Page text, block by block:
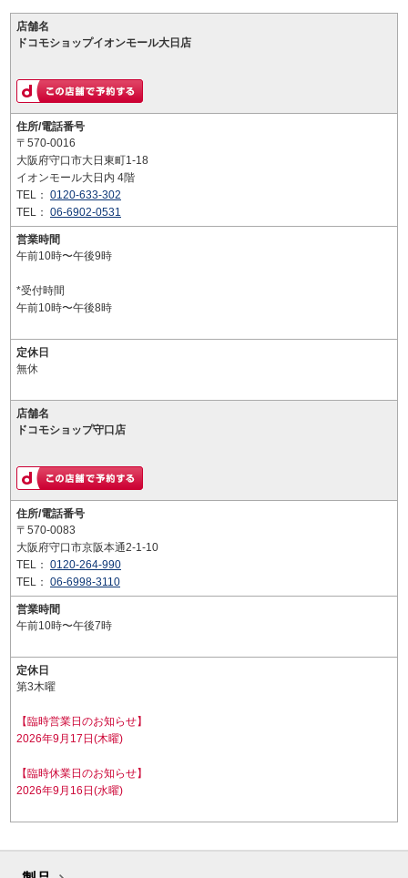
店舗名
ドコモショップイオンモール大日店
住所/電話番号
〒570-0016
大阪府守口市大日東町1-18
イオンモール大日内 4階
TEL： 0120-633-302
TEL： 06-6902-0531
営業時間
午前10時〜午後9時
*受付時間
午前10時〜午後8時
定休日
無休
店舗名
ドコモショップ守口店
住所/電話番号
〒570-0083
大阪府守口市京阪本通2-1-10
TEL： 0120-264-990
TEL： 06-6998-3110
営業時間
午前10時〜午後7時
定休日
第3木曜
【臨時営業日のお知らせ】
2026年9月17日(木曜)
【臨時休業日のお知らせ】
2026年9月16日(水曜)